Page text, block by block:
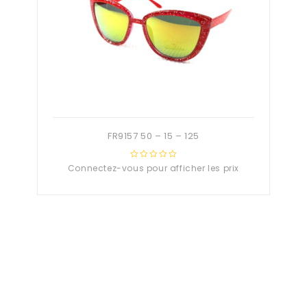
FR9157 50 – 15 – 125
0
Connectez-vous pour afficher les prix